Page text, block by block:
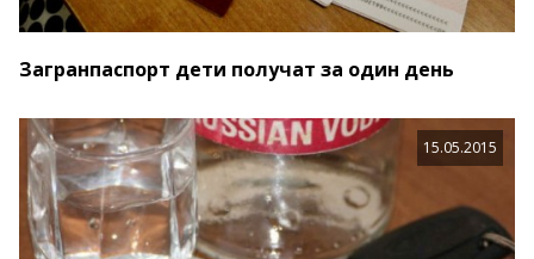
Загранпаспорт дети получат за один день
15.05.2015